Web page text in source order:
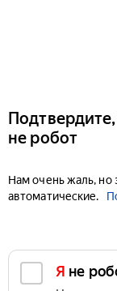
не робот
Нам очень жаль, но
автоматические.
Я не